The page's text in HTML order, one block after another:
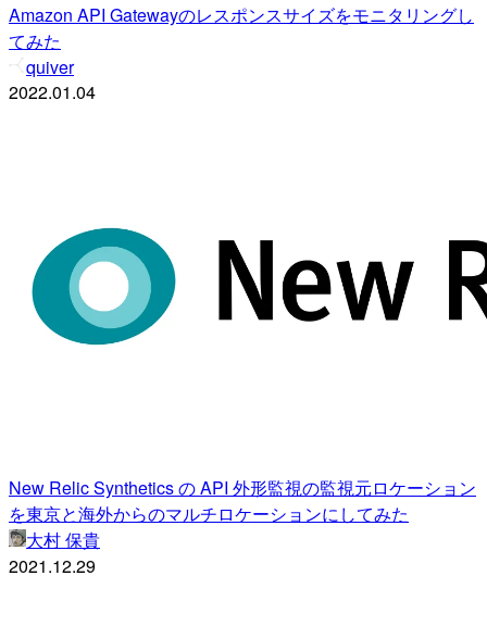
Amazon API Gatewayのレスポンスサイズをモニタリングし
てみた
quiver
2022.01.04
New Relic Synthetics の API 外形監視の監視元ロケーション
を東京と海外からのマルチロケーションにしてみた
大村 保貴
2021.12.29